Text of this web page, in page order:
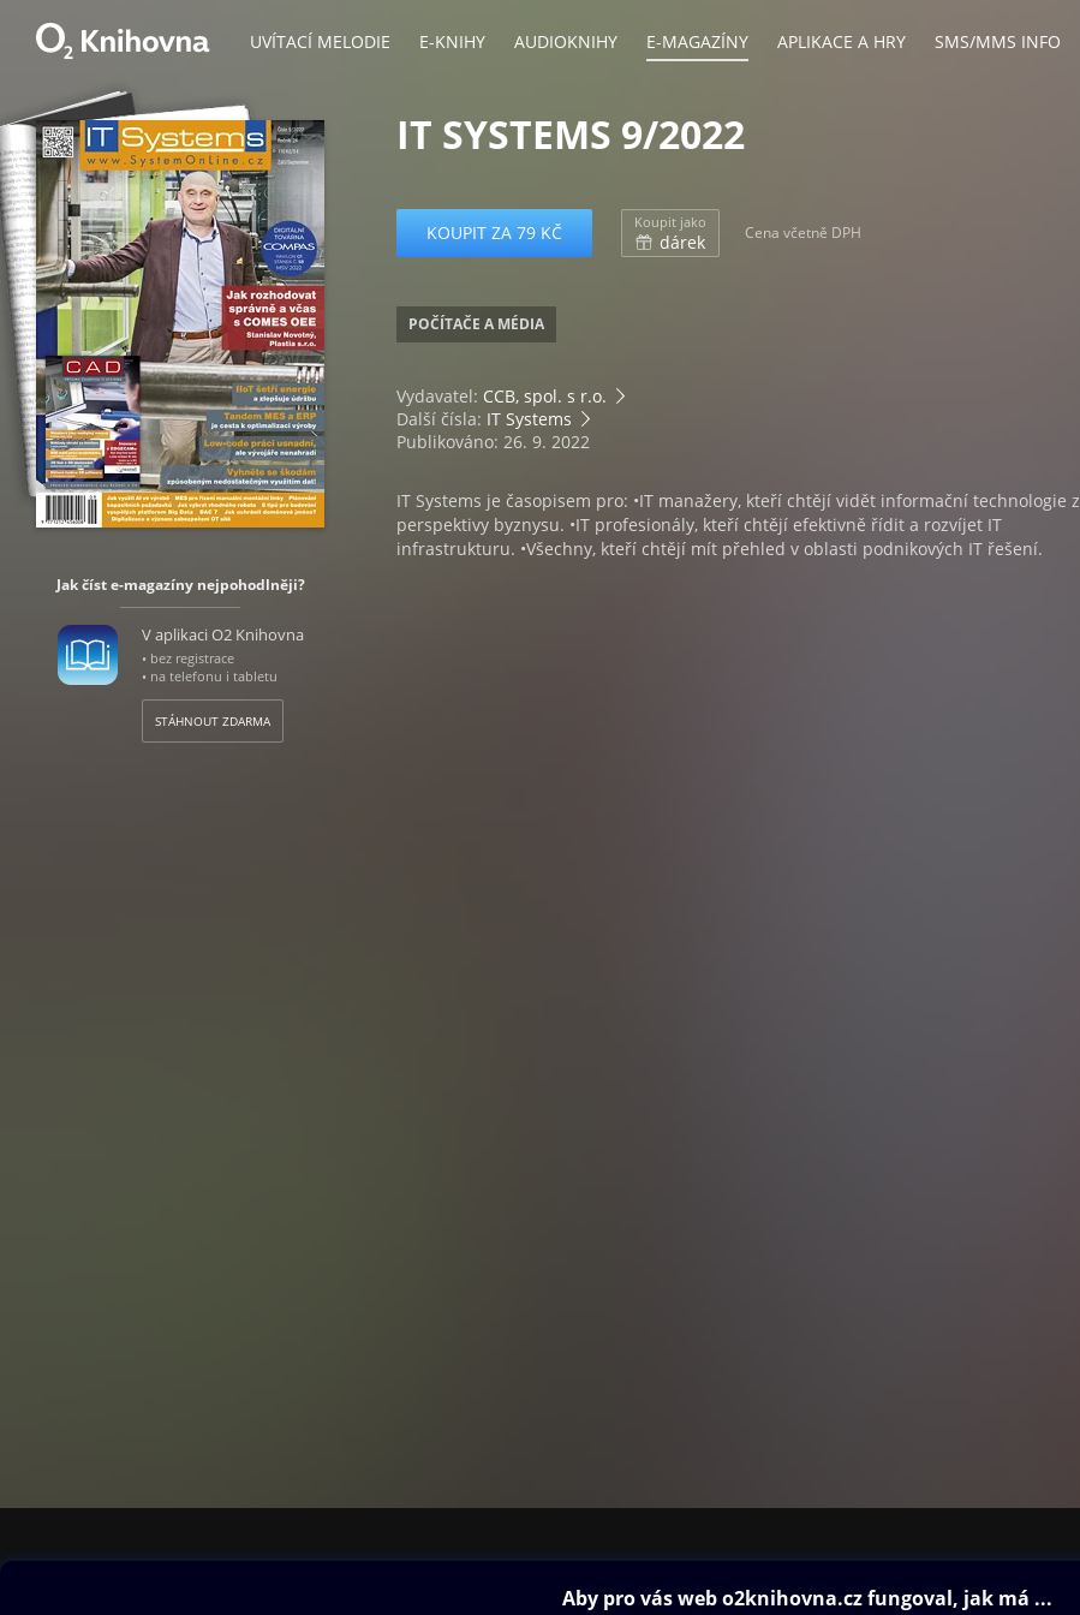
UVÍTACÍ MELODIE E-KNIHY AUDIOKNIHY E-MAGAZÍNY APLIKACE A HRY SMS/MMS INFO
Jak číst e-magazíny nejpohodlněji?
V aplikaci O2 Knihovna
• bez registrace
• na telefonu i tabletu
STÁHNOUT ZDARMA
IT SYSTEMS 9/2022
KOUPIT ZA 79 KČ Koupit jako
dárek Cena včetně DPH
POČÍTAČE A MÉDIA
Vydavatel: CCB, spol. s r.o.
Další čísla: IT Systems
Publikováno: 26. 9. 2022
IT Systems je časopisem pro: •IT manažery, kteří chtějí vidět informační technologie z
perspektivy byznysu. •IT profesionály, kteří chtějí efektivně řídit a rozvíjet IT
infrastrukturu. •Všechny, kteří chtějí mít přehled v oblasti podnikových IT řešení.